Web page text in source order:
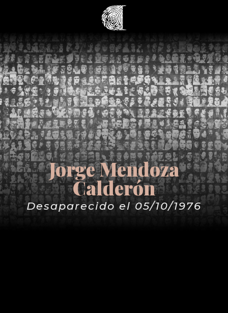
Jorge Mendoza
Calderón
Desaparecido el 05/10/1976